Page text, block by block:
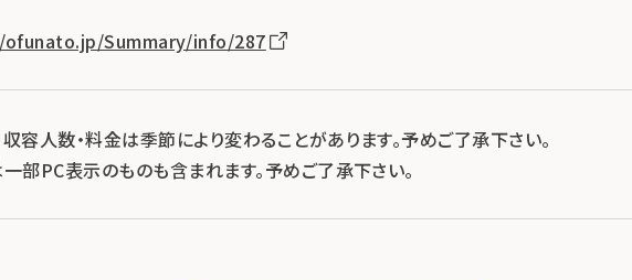
Summary/info/287
容人数・料金は季節により変わることがあります。予めご了承下さい。
一部PC表示のものも含まれます。予めご了承下さい。